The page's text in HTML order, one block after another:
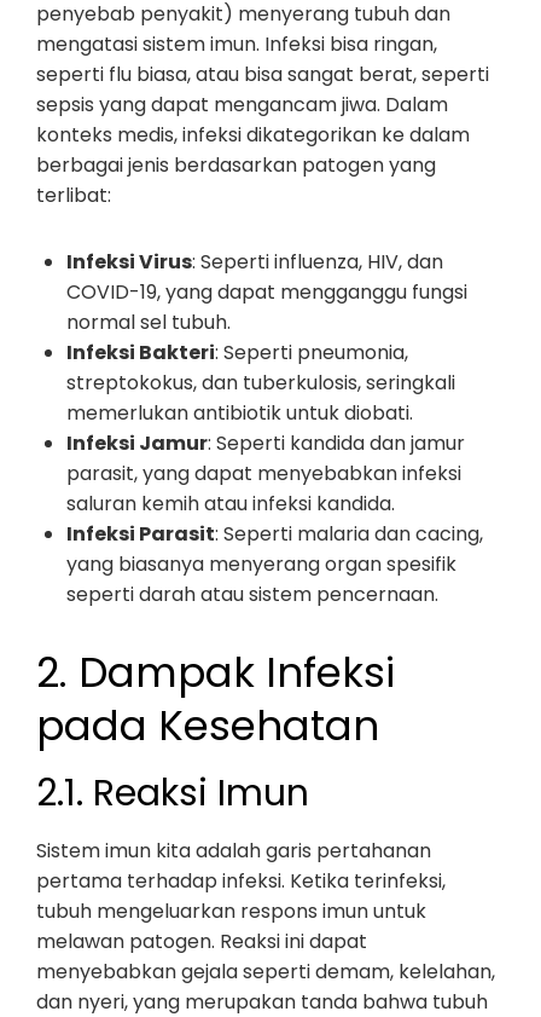
penyebab penyakit) menyerang tubuh dan
mengatasi sistem imun. Infeksi bisa ringan,
seperti flu biasa, atau bisa sangat berat, seperti
sepsis yang dapat mengancam jiwa. Dalam
konteks medis, infeksi dikategorikan ke dalam
berbagai jenis berdasarkan patogen yang
terlibat:
Infeksi Virus: Seperti influenza, HIV, dan
COVID-19, yang dapat mengganggu fungsi
normal sel tubuh.
Infeksi Bakteri: Seperti pneumonia,
streptokokus, dan tuberkulosis, seringkali
memerlukan antibiotik untuk diobati.
Infeksi Jamur: Seperti kandida dan jamur
parasit, yang dapat menyebabkan infeksi
saluran kemih atau infeksi kandida.
Infeksi Parasit: Seperti malaria dan cacing,
yang biasanya menyerang organ spesifik
seperti darah atau sistem pencernaan.
2. Dampak Infeksi
pada Kesehatan
2.1. Reaksi Imun
Sistem imun kita adalah garis pertahanan
pertama terhadap infeksi. Ketika terinfeksi,
tubuh mengeluarkan respons imun untuk
melawan patogen. Reaksi ini dapat
menyebabkan gejala seperti demam, kelelahan,
dan nyeri, yang merupakan tanda bahwa tubuh